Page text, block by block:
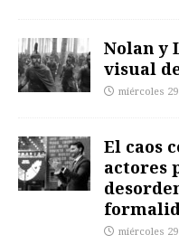
Nolan y
visual
miércoles
El caos
actores
miércoles